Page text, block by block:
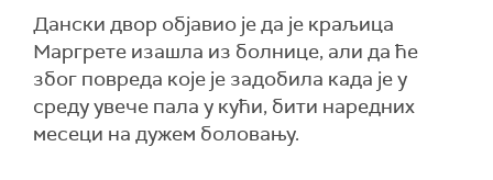
Дански двор објавио је да је краљица
Маргрете изашла из болнице, али да ће
због повреда које је задобила када је у
среду увече пала у кући, бити наредних
месеци на дужем боловању.